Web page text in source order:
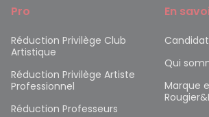
Pro
Réduction Privilège Club
Artistique
Réduction Privilège Artiste
Professionnel
Réduction Professeurs
En
Qui
Marque